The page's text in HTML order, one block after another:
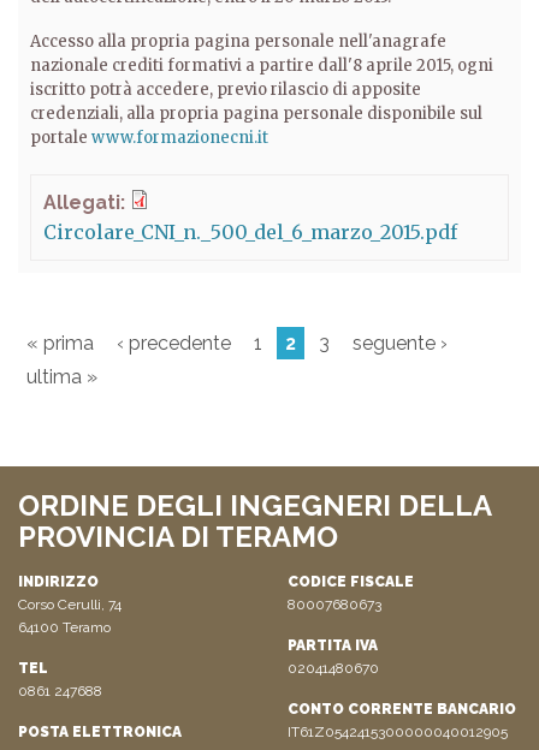
Accesso alla propria pagina personale nell'anagrafe
nazionale crediti formativi a partire dall'8 aprile 2015, ogni
iscritto potrà accedere, previo rilascio di apposite
credenziali, alla propria pagina personale disponibile sul
portale www.formazionecni.it
Allegati:
Circolare_CNI_n._500_del_6_marzo_2015.pdf
« prima ‹ precedente 1 2 3
seguente ›
ultima »
ORDINE DEGLI INGEGNERI DELLA
PROVINCIA DI TERAMO
INDIRIZZO
Corso Cerulli, 74
64100 Teramo
TEL
0861 247688
POSTA ELETTRONICA
CODICE FISCALE
80007680673
PARTITA IVA
02041480670
CONTO CORRENTE BANCARIO
IT61Z0542415300000040012905